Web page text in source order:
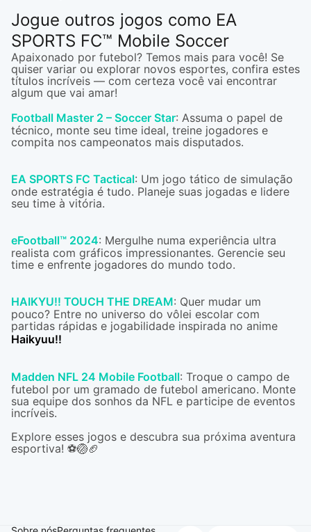
Jogue outros jogos como EA
SPORTS FC™ Mobile Soccer
Apaixonado por futebol? Temos mais para você! Se
quiser variar ou explorar novos esportes, confira estes
títulos incríveis — com certeza você vai encontrar
algum que vai amar!
Football Master 2 – Soccer Star: Assuma o papel de
técnico, monte seu time ideal, treine jogadores e
compita nos campeonatos mais disputados.
EA SPORTS FC Tactical: Um jogo tático de simulação
onde estratégia é tudo. Planeje suas jogadas e lidere
seu time à vitória.
eFootball™ 2024: Mergulhe numa experiência ultra
realista com gráficos impressionantes. Gerencie seu
time e enfrente jogadores do mundo todo.
HAIKYU!! TOUCH THE DREAM: Quer mudar um
pouco? Entre no universo do vôlei escolar com
partidas rápidas e jogabilidade inspirada no anime
Haikyuu!!
Madden NFL 24 Mobile Football: Troque o campo de
futebol por um gramado de futebol americano. Monte
sua equipe dos sonhos da NFL e participe de eventos
incríveis.
Explore esses jogos e descubra sua próxima aventura
esportiva! ⚽🏐🏈